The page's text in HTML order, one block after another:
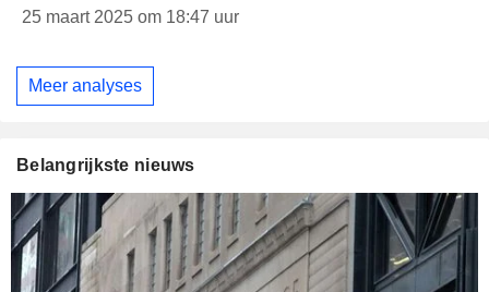
25 maart 2025 om 18:47 uur
Meer analyses
Belangrijkste nieuws